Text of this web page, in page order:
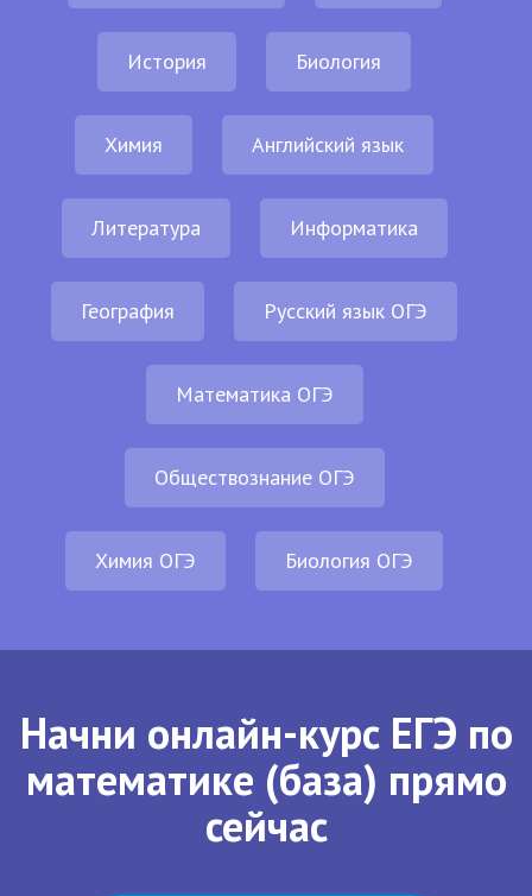
История Биология
Химия Английский язык
Литература Информатика
География Русский язык ОГЭ
Математика ОГЭ
Обществознание ОГЭ
Химия ОГЭ Биология ОГЭ
Начни онлайн-курс ЕГЭ по
математике (база) прямо
сейчас